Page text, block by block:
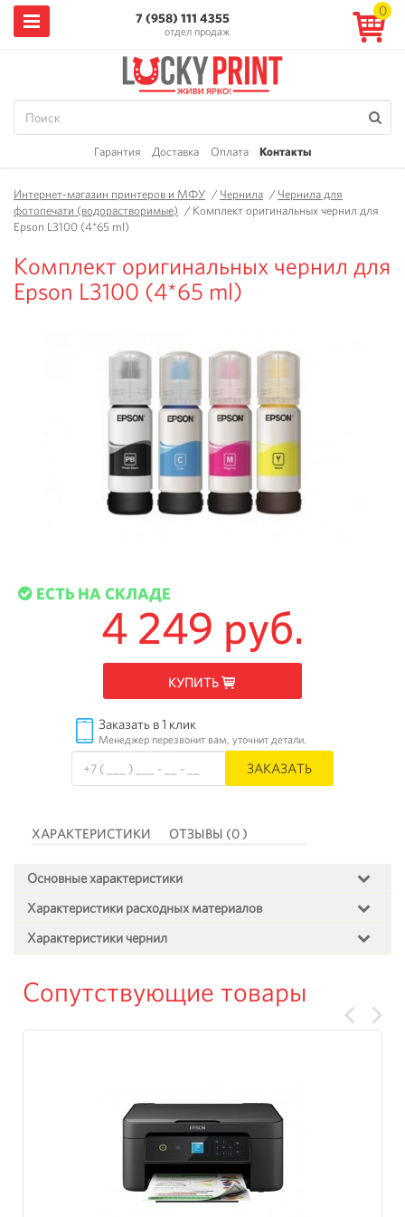
7 (958) 111 4355
отдел продаж
0
Гарантия Доставка Оплата Контакты
Интернет-магазин принтеров и МФУ /Чернила /Чернила для
фотопечати (водорастворимые) /Комплект оригинальных чернил для
Epson L3100 (4*65 ml)
Комплект оригинальных чернил для
Epson L3100 (4*65 ml)
ЕСТЬ НА СКЛАДЕ
4 249 руб.
КУПИТЬ
Заказать в 1 клик
Менеджер перезвонит вам, уточнит детали.
ЗАКАЗАТЬ
ХАРАКТЕРИСТИКИ ОТЗЫВЫ (0 )
Основные характеристики
Характеристики расходных материалов
Характеристики чернил
Сопутствующие товары